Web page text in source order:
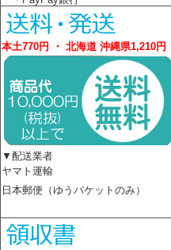
本土770円 ・ 北海道 沖縄県1,210円
▼配送業者
ヤマト運輸
日本郵便（ゆうパケットのみ）